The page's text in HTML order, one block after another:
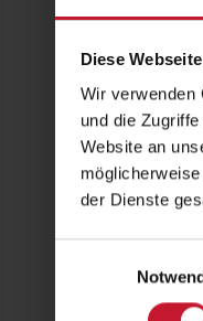
Diese
Wir verwenden
und die
Website an
der Dienste